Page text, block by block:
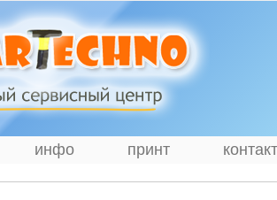
инфо принт